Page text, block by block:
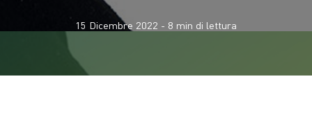
15 Dicembre 2022 - 8 min di lettura